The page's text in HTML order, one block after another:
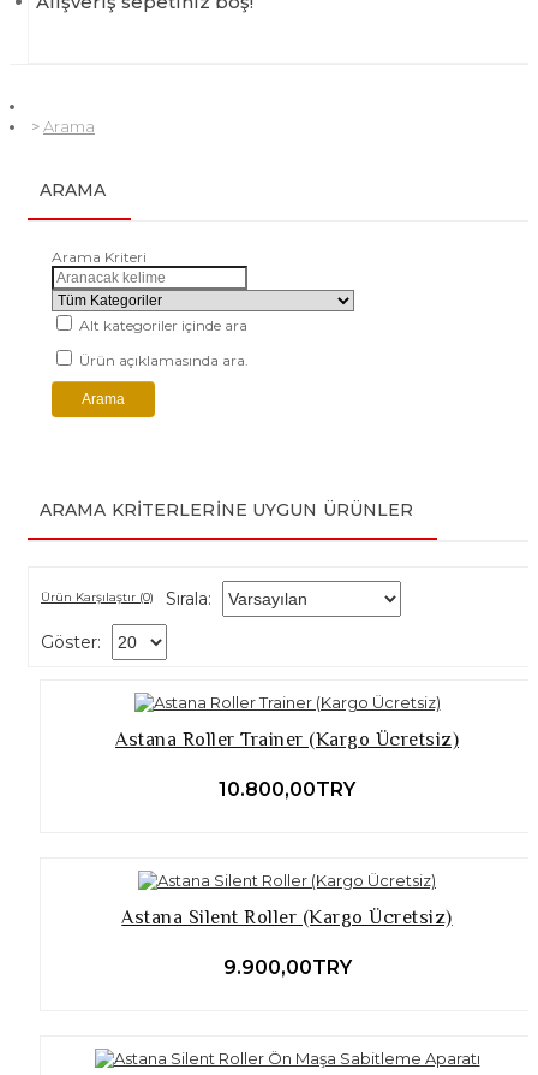
Arama
ARAMA
Arama Kriteri
Alt kategoriler içinde ara
Ürün açıklamasında ara.
ARAMA KRITERLERINE UYGUN ÜRÜNLER
Ürün Karşılaştır (0)
Sırala:
Göster:
Astana Roller Trainer (Kargo Ücretsiz)
10.800,00TRY
Astana Silent Roller (Kargo Ücretsiz)
9.900,00TRY